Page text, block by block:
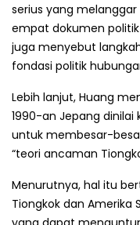
serius yang
empat dokumen
juga menyebut
fondasi politik
Lebih lanjut, Huang
1990-an Jepang
untuk membesar-
“teori ancaman
Menurutnya, hal itu
Tiongkok dan Amerika